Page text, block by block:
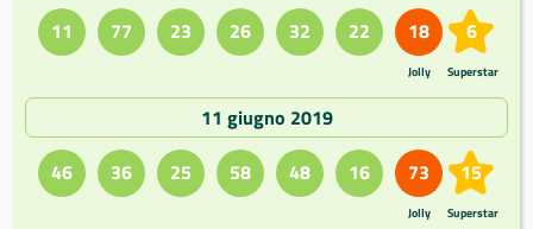
11
77 23 26 32 22 18
Jolly
6
Superstar
11 giugno 2019
46
36 25 58 48 16 73
Jolly
15
Superstar